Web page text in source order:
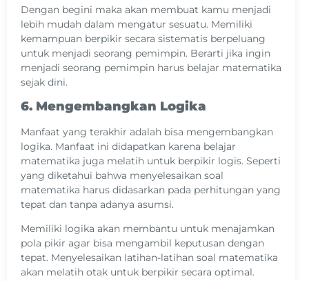
Dengan begini maka akan membuat kamu menjadi
lebih mudah dalam mengatur sesuatu. Memiliki
kemampuan berpikir secara sistematis berpeluang
untuk menjadi seorang pemimpin. Berarti jika ingin
menjadi seorang pemimpin harus belajar matematika
sejak dini.
6. Mengembangkan Logika
Manfaat yang terakhir adalah bisa mengembangkan
logika. Manfaat ini didapatkan karena belajar
matematika juga melatih untuk berpikir logis. Seperti
yang diketahui bahwa menyelesaikan soal
matematika harus didasarkan pada perhitungan yang
tepat dan tanpa adanya asumsi.
Memiliki logika akan membantu untuk menajamkan
pola pikir agar bisa mengambil keputusan dengan
tepat. Menyelesaikan latihan-latihan soal matematika
akan melatih otak untuk berpikir secara optimal.